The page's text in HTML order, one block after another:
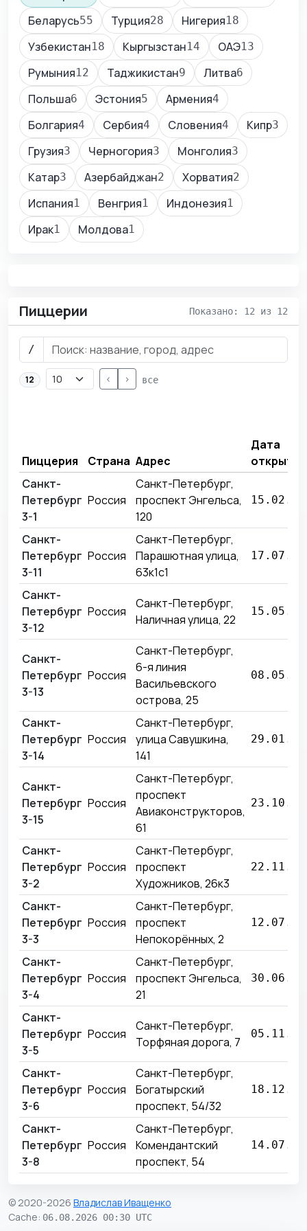
Беларусь55 Турция28 Нигерия18
Узбекистан18 Кыргызстан14 ОАЭ13
Румыния12 Таджикистан9 Литва6
Польша6 Эстония5 Армения4
Болгария4 Сербия4 Словения4 Кипр3
Грузия3 Черногория3 Монголия3
Катар3 Азербайджан2 Хорватия2
Испания1 Венгрия1 Индонезия1
Ирак1 Молдова1
Пиццерии Показано: 12 из 12
/
12 < > все
Пиццерия Страна Адрес
Дата
открытия
Санкт-
Петербург
3-1
Россия
Санкт-Петербург,
проспект Энгельса,
120
Санкт-
Петербург
3-11
Россия
Санкт-Петербург,
Парашютная улица,
63к1с1
Санкт-
Петербург
3-12
Россия
Санкт-Петербург,
Наличная улица, 22
Санкт-
Петербург
3-13
Россия
Санкт-Петербург,
6-я линия
Васильевского
острова, 25
Санкт-
Петербург
3-14
Россия
Санкт-Петербург,
улица Савушкина,
141
Санкт-
Петербург
3-15
Россия
Санкт-Петербург,
проспект
Авиаконструкторов,
61
Санкт-
Петербург
3-2
Россия
Санкт-Петербург,
проспект
Художников, 26к3
Санкт-
Петербург
3-3
Россия
Санкт-Петербург,
проспект
Непокорённых, 2
Санкт-
Петербург
3-4
Россия
Санкт-Петербург,
проспект Энгельса,
21
Санкт-
Петербург
3-5
Россия
Санкт-Петербург,
Торфяная дорога, 7
Санкт-
Петербург
3-6
Россия
Санкт-Петербург,
Богатырский
проспект, 54/32
Санкт-
Петербург
3-8
Россия
Санкт-Петербург,
Комендантский
проспект, 54
© 2020-2026 Владислав Иващенко
Cache: 06.08.2026 00:30 UTC